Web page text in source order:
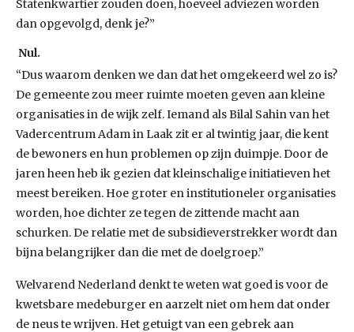
Statenkwartier zouden doen, hoeveel adviezen worden
dan opgevolgd, denk je?”
Nul.
“Dus waarom denken we dan dat het omgekeerd wel zo is?
De gemeente zou meer ruimte moeten geven aan kleine
organisaties in de wijk zelf. Iemand als Bilal Sahin van het
Vadercentrum Adam in Laak zit er al twintig jaar, die kent
de bewoners en hun problemen op zijn duimpje. Door de
jaren heen heb ik gezien dat kleinschalige initiatieven het
meest bereiken. Hoe groter en institutioneler organisaties
worden, hoe dichter ze tegen de zittende macht aan
schurken. De relatie met de subsidieverstrekker wordt dan
bijna belangrijker dan die met de doelgroep.”
Welvarend Nederland denkt te weten wat goed is voor de
kwetsbare medeburger en aarzelt niet om hem dat onder
de neus te wrijven. Het getuigt van een gebrek aan